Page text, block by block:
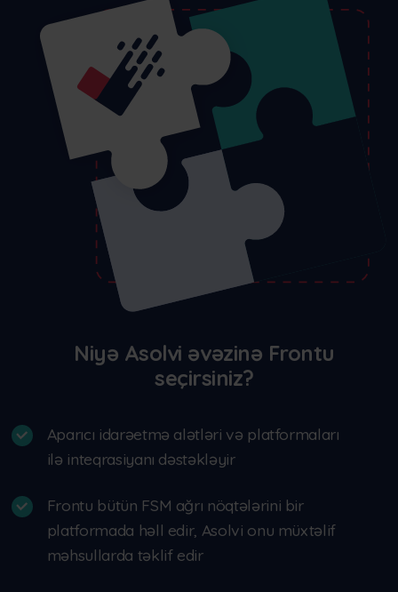
Niyə Asolvi əvəzinə Frontu
seçirsiniz?
Aparıcı idarəetmə alətləri və platformaları
ilə inteqrasiyanı dəstəkləyir
Frontu bütün FSM ağrı nöqtələrini bir
platformada həll edir, Asolvi onu müxtəlif
məhsullarda təklif edir